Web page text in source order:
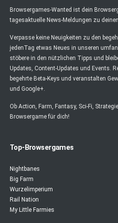
Browsergames-Wanted ist dein
tagesaktuelle News-Meldungen zu
Verpasse keine Neuigkeiten zu den
jedenTag etwas Neues in unseren
stöbere in den nützlichen Tipps und
Updates, Content-Updates und Events.
begehrte Beta-Keys und veranstalten
und Google+.
Ob Action, Farm, Fantasy, Sci-Fi,
Browsergame für dich!
Top-Browsergames
Nightbanes
Big Farm
Wurzelimperium
Rail Nation
My Little Farmies